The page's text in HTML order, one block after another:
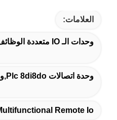
العلامات:
وحدات الـ IO متعددة الوظائف,وحدة مدخلات ومخرجات متعددة الوظائف,جهاز تحكم متعدد الوظائف
وحدة اتصالات Plc 8di8do,وحدات I/O متعددة الوظائف المتكاملة,8di8do Plc أجهزة الدخول والخروج
Multifunctional Remote Io